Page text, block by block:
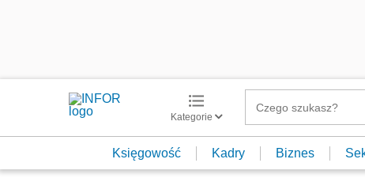
Kategorie
Księgowość Kadry Biznes